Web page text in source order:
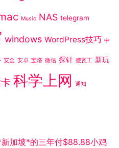
Music NAS telegram
windows WordPress技巧 中
安全 安卓 宝塔 微信 探针 搬瓦工 新玩
科学上网 通知
加坡*的三年付$88.88小鸡